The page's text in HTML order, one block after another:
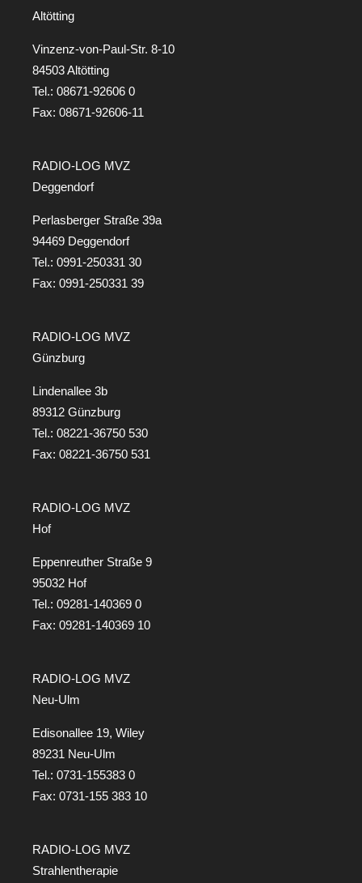
Altötting
Vinzenz-von-Paul-Str. 8-10
84503 Altötting
Tel.: 08671-92606 0
Fax: 08671-92606-11
RADIO-LOG MVZ
Deggendorf
Perlasberger Straße 39a
94469 Deggendorf
Tel.: 0991-250331 30
Fax: 0991-250331 39
RADIO-LOG MVZ
Günzburg
Lindenallee 3b
89312 Günzburg
Tel.: 08221-36750 530
Fax: 08221-36750 531
RADIO-LOG MVZ
Hof
Eppenreuther Straße 9
95032 Hof
Tel.: 09281-140369 0
Fax: 09281-140369 10
RADIO-LOG MVZ
Neu-Ulm
Edisonallee 19, Wiley
89231 Neu-Ulm
Tel.: 0731-155383 0
Fax: 0731-155 383 10
RADIO-LOG MVZ
Strahlentherapie